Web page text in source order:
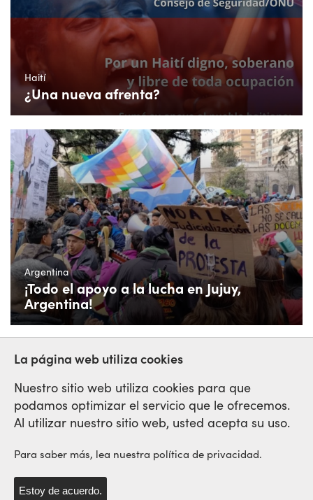
Haití
¿Una nueva afrenta?
Argentina
¡Todo el apoyo a la lucha en Jujuy,
Argentina!
Red Sindical Internacional
La página web utiliza cookies
Nuestro sitio web utiliza cookies para que
podamos optimizar el servicio que le ofrecemos.
Al utilizar nuestro sitio web, usted acepta su uso.
Para saber más, lea nuestra política de privacidad.
Estoy de acuerdo.